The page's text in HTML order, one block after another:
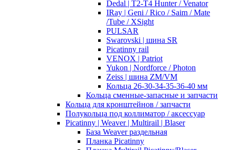
Dedal | T2-T4 Hunter / Venator
IRay | Geni / Rico / Saim / Mate
/Tube / XSight
PULSAR
Swarovski | шина SR
Picatinny rail
VENOX | Patriot
Yukon | Nordforce / Photon
Zeiss | шина ZM/VM
Кольца 26-30-34-35-36-40 мм
Кольца сменные-запасные и запчасти
Кольца для кронштейнов / запчасти
Полукольца под коллиматор / аксессуар
Picatinny | Weaver | Multirail | Blaser
База Weaver раздельная
Планка Picatinny